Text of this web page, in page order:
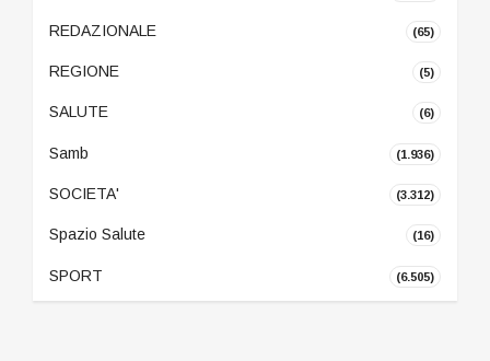
REDAZIONALE (65)
REGIONE (5)
SALUTE (6)
Samb (1.936)
SOCIETA' (3.312)
Spazio Salute (16)
SPORT (6.505)